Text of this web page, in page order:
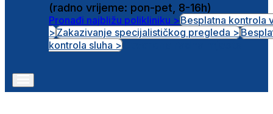
(radno vrijeme: pon-pet, 8-16h)
Pronađi najbližu polikliniku >Besplatna kontrola
>Zakazivanje specijalističkog pregleda >
kontrola sluha >